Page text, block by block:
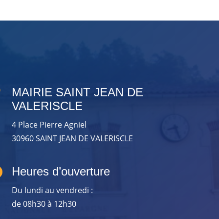
MAIRIE SAINT JEAN DE
VALERISCLE
4 Place Pierre Agniel
30960 SAINT JEAN DE VALERISCLE
Heures d’ouverture
Du lundi au vendredi :
de 08h30 à 12h30